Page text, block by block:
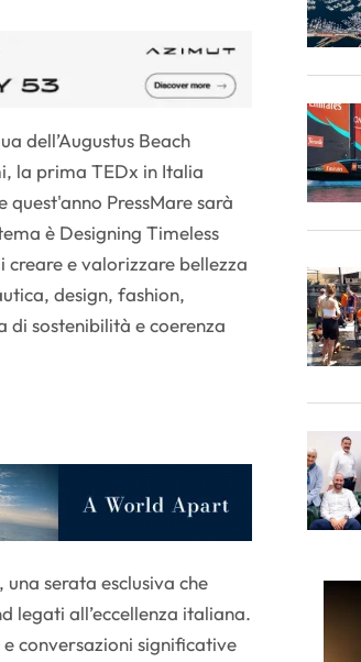
dell’Augustus Beach
la prima TEDx in Italia
PressMare sarà
è Designing Timeless
e valorizzare bellezza
design, fashion,
di sostenibilità e coerenza
serata esclusiva che
legati all’eccellenza italiana.
conversazioni significative